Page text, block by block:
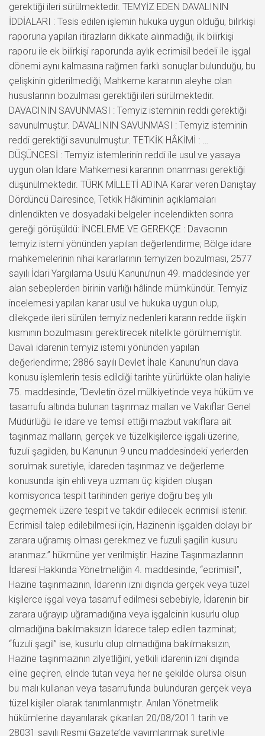
gerektiği ileri sürülmektedir. TEMYİZ EDEN DAVALININ
İDDİALARI : Tesis edilen işlemin hukuka uygun olduğu, bilirkişi
raporuna yapılan itirazların dikkate alınmadığı, ilk bilirkişi
raporu ile ek bilirkişi raporunda aylık ecrimisil bedeli ile işgal
dönemi aynı kalmasına rağmen farklı sonuçlar bulunduğu, bu
çelişkinin giderilmediği, Mahkeme kararının aleyhe olan
hususlarının bozulması gerektiği ileri sürülmektedir.
DAVACININ SAVUNMASI : Temyiz isteminin reddi gerektiği
savunulmuştur. DAVALININ SAVUNMASI : Temyiz isteminin
reddi gerektiği savunulmuştur. TETKİK HÂKİMİ : …
DÜŞÜNCESİ : Temyiz istemlerinin reddi ile usul ve yasaya
uygun olan İdare Mahkemesi kararının onanması gerektiği
düşünülmektedir. TÜRK MİLLETİ ADINA Karar veren Danıştay
Dördüncü Dairesince, Tetkik Hâkiminin açıklamaları
dinlendikten ve dosyadaki belgeler incelendikten sonra
gereği görüşüldü: İNCELEME VE GEREKÇE : Davacının
temyiz istemi yönünden yapılan değerlendirme; Bölge idare
mahkemelerinin nihai kararlarının temyizen bozulması, 2577
sayılı İdari Yargılama Usulü Kanunu’nun 49. maddesinde yer
alan sebeplerden birinin varlığı hâlinde mümkündür. Temyiz
incelemesi yapılan karar usul ve hukuka uygun olup,
dilekçede ileri sürülen temyiz nedenleri kararın redde ilişkin
kısmının bozulmasını gerektirecek nitelikte görülmemiştir.
Davalı idarenin temyiz istemi yönünden yapılan
değerlendirme; 2886 sayılı Devlet İhale Kanunu’nun dava
konusu işlemlerin tesis edildiği tarihte yürürlükte olan haliyle
75. maddesinde, “Devletin özel mülkiyetinde veya hüküm ve
tasarrufu altında bulunan taşınmaz malları ve Vakıflar Genel
Müdürlüğü ile idare ve temsil ettiği mazbut vakıflara ait
taşınmaz malların, gerçek ve tüzelkişilerce işgali üzerine,
fuzuli şagilden, bu Kanunun 9 uncu maddesindeki yerlerden
sorulmak suretiyle, idareden taşınmaz ve değerleme
konusunda işin ehli veya uzmanı üç kişiden oluşan
komisyonca tespit tarihinden geriye doğru beş yılı
geçmemek üzere tespit ve takdir edilecek ecrimisil istenir.
Ecrimisil talep edilebilmesi için, Hazinenin işgalden dolayı bir
zarara uğramış olması gerekmez ve fuzuli şagilin kusuru
aranmaz.” hükmüne yer verilmiştir. Hazine Taşınmazlarının
İdaresi Hakkında Yönetmeliğin 4. maddesinde, “ecrimisil”,
Hazine taşınmazının, İdarenin izni dışında gerçek veya tüzel
kişilerce işgal veya tasarruf edilmesi sebebiyle, İdarenin bir
zarara uğrayıp uğramadığına veya işgalcinin kusurlu olup
olmadığına bakılmaksızın İdarece talep edilen tazminat;
“fuzuli şagil” ise, kusurlu olup olmadığına bakılmaksızın,
Hazine taşınmazının zilyetliğini, yetkili idarenin izni dışında
eline geçiren, elinde tutan veya her ne şekilde olursa olsun
bu malı kullanan veya tasarrufunda bulunduran gerçek veya
tüzel kişiler olarak tanımlanmıştır. Anılan Yönetmelik
hükümlerine dayanılarak çıkarılan 20/08/2011 tarih ve
28031 sayılı Resmi Gazete’de yayımlanmak suretiyle